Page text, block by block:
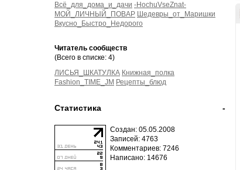
Всё_для_дома_и_дачи -HochuVseZnat-
МОЙ_ЛИЧНЫЙ_ПОВАР Шедевры_от_Маришки
Вкусно_Быстро_Недорого
Читатель сообществ
(Всего в списке: 4)
ЛИСЬЯ_ШКАТУЛКА Книжная_полка
Fashion_TIME_JM Рецепты_блюд
-
Статистика
Создан: 05.05.2008
Записей: 4763
Комментариев: 7246
Написано: 14676